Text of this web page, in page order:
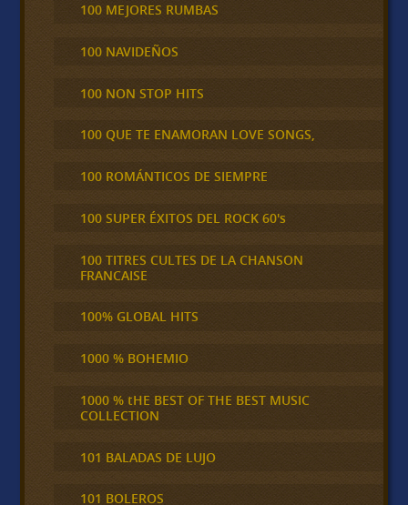
100 MEJORES RUMBAS
100 NAVIDEÑOS
100 NON STOP HITS
100 QUE TE ENAMORAN LOVE SONGS,
100 ROMÁNTICOS DE SIEMPRE
100 SUPER ÉXITOS DEL ROCK 60's
100 TITRES CULTES DE LA CHANSON
FRANCAISE
100% GLOBAL HITS
1000 % BOHEMIO
1000 % tHE BEST OF THE BEST MUSIC
COLLECTION
101 BALADAS DE LUJO
101 BOLEROS